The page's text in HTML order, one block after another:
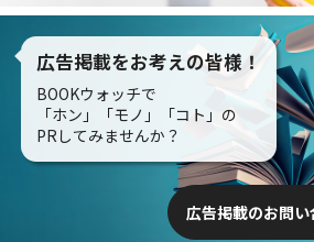
広告掲載をお考えの皆様！
BOOKウォッチで
「ホン」「モノ」「コト」の
PRしてみませんか？
広告掲載のお問